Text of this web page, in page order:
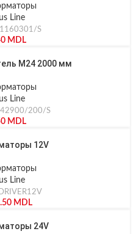
Line
1160301/S
MDL
М24 2000 мм
Line
200/S
MDL
12V
Line
DRIVER12V
MDL
24V